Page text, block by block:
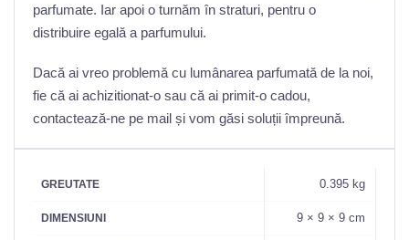
parfumate. Iar apoi o turnăm în straturi, pentru o
distribuire egală a parfumului.
Dacă ai vreo problemă cu lumânarea parfumată de la noi,
fie că ai achizitionat-o sau că ai primit-o cadou,
contactează-ne pe mail și vom găsi soluții împreună.
GREUTATE 0.395 kg
DIMENSIUNI 9 × 9 × 9 cm